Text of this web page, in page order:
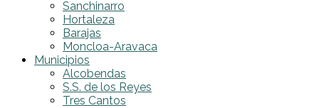
Sanchinarro
Hortaleza
Barajas
Moncloa-Aravaca
Municipios
Alcobendas
S.S. de los Reyes
Tres Cantos